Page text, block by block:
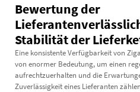
Bewertung der
Stabilität der
Eine konsistente Verfügbarkeit von
von enormer Bedeutung, um einen
aufrechtzuerhalten und die
Zuverlässigkeit eines Lieferanten